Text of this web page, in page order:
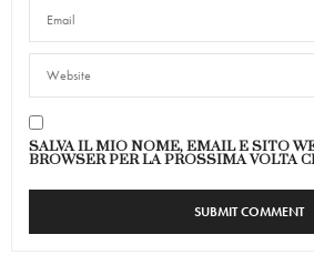
SALVA IL MIO NOME, EMAIL E SITO
BROWSER PER LA PROSSIMA VOLTA